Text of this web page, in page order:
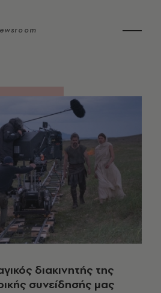
διακινητής της
συνείδησής μας